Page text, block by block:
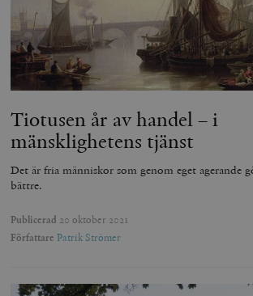
Tiotusen år av handel – i
mänsklighetens tjänst
Det är fria människor som genom eget agerande
bättre.
Publicerad 20 oktober 2021
Författare Patrik Strömer